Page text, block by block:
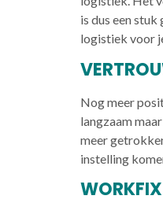
is dus een
logistiek voor
Nog meer
langzaam
meer
instelling